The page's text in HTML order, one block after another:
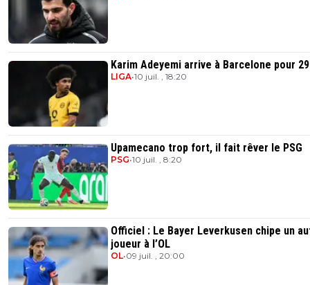
Karim Adeyemi arrive à Barcelone pour 29
LIGA•10 juil. , 18:20
Upamecano trop fort, il fait rêver le PSG
PSG•10 juil. , 8:20
Officiel : Le Bayer Leverkusen chipe un
joueur à l’OL
OL•09 juil. , 20:00